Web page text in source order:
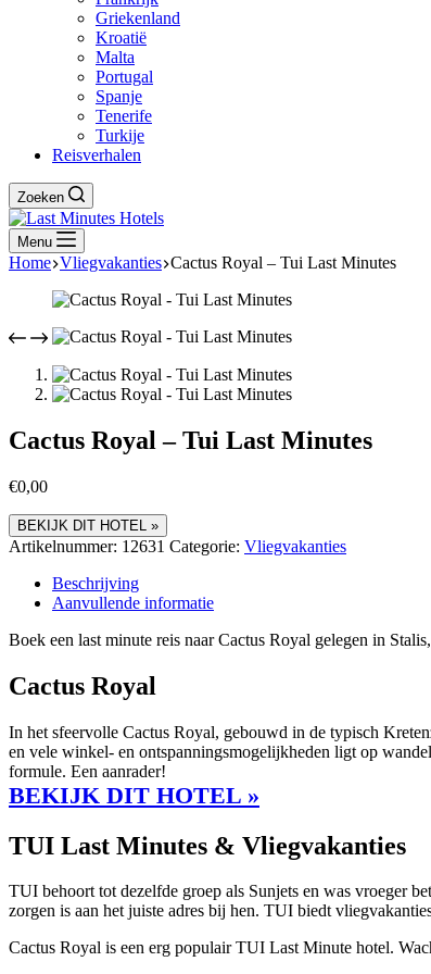
Griekenland
Kroatië
Malta
Portugal
Spanje
Tenerife
Turkije
Reisverhalen
Zoeken
Menu
Home Vliegvakanties Cactus Royal – Tui Last Minutes
Cactus Royal – Tui Last Minutes
€0,00
BEKIJK DIT HOTEL »
Artikelnummer: 12631 Categorie: Vliegvakanties
Beschrijving
Aanvullende informatie
Boek een last minute reis naar Cactus Royal gelegen in
Cactus Royal
In het sfeervolle Cactus Royal, gebouwd in de typisch
en vele winkel- en ontspanningsmogelijkheden ligt op
formule. Een aanrader!
BEKIJK DIT HOTEL »
TUI Last Minutes & Vliegvakanties
TUI behoort tot dezelfde groep als Sunjets en was vroeger
zorgen is aan het juiste adres bij hen. TUI biedt
Cactus Royal is een erg populair TUI Last Minute hotel.